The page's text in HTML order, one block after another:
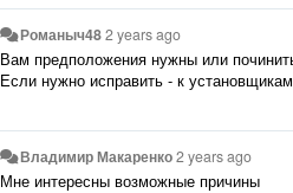
Романыч482 years ago
Вам предположения нужны или
Если нужно исправить - к
Владимир Макаренко2 years ago
Мне интересны возможные причины